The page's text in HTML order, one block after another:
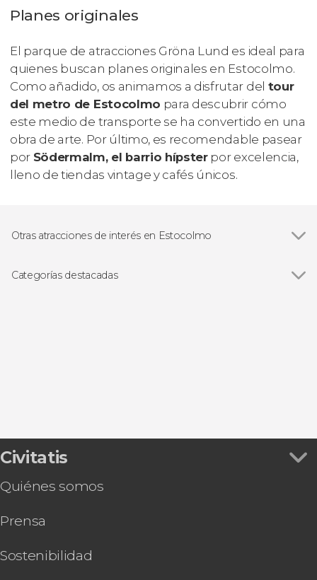
Planes originales
El parque de atracciones Gröna Lund es ideal para
quienes buscan planes originales en Estocolmo.
Como añadido, os animamos a disfrutar del tour
del metro de Estocolmo para descubrir cómo
este medio de transporte se ha convertido en una
obra de arte. Por último, es recomendable pasear
por Södermalm, el barrio hípsterpor excelencia,
lleno de tiendas vintagey cafés únicos.
Otras atracciones de interés en Estocolmo
Categorías destacadas
Civitatis
Quiénes somos
Prensa
Sostenibilidad